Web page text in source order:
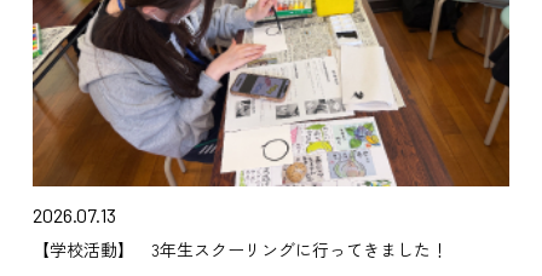
2026.07.13
【学校活動】 3年生スクーリングに行ってきました！